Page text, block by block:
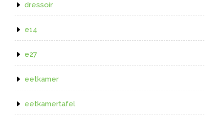
dressoir
e14
e27
eetkamer
eetkamertafel